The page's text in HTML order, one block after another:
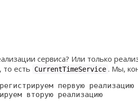
сервиса? Или только
есть
CurrentTimeService . Мы,
первую реализацию
вторую реализацию